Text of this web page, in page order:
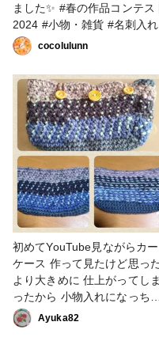
ました✨ #春の作品コンテスト
2024 #小物・雑貨 #名刺入れ
#カードケース #こまりっこ
cocolulunn
初めてYouTube見ながらカー
ケース 作って見たけど思っ
より大きめに 仕上がってしま
ったから 小物入れになっちゃ
うかな？ #かぎ針編み #カード
ケース #編み物
Ayuka82